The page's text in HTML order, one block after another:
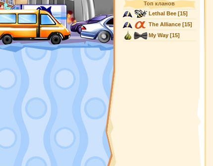
Топ кланов
Lethal Bee[15]
The Alliance[15]
My Way[15]